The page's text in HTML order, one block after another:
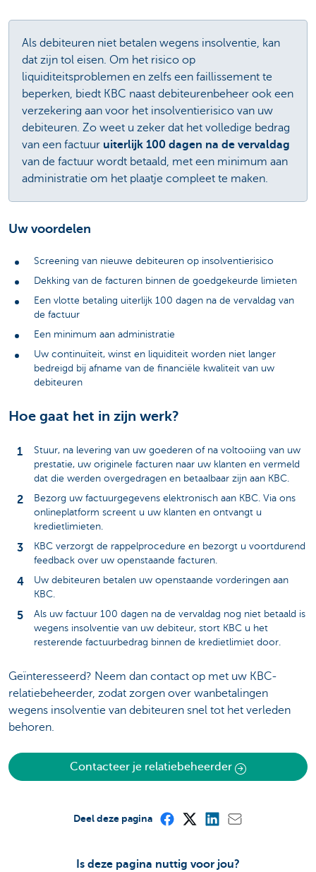
Als debiteuren niet betalen wegens insolventie, kan
dat zijn tol eisen. Om het risico op
liquiditeitsproblemen en zelfs een faillissement te
beperken, biedt KBC naast debiteurenbeheer ook een
verzekering aan voor het insolventierisico van uw
debiteuren. Zo weet u zeker dat het volledige bedrag
van een factuur uiterlijk 100 dagen na de vervaldag
van de factuur wordt betaald, met een minimum aan
administratie om het plaatje compleet te maken.
Uw voordelen
Screening van nieuwe debiteuren op insolventierisico
Dekking van de facturen binnen de goedgekeurde limieten
Een vlotte betaling uiterlijk 100 dagen na de vervaldag van
de factuur
Een minimum aan administratie
Uw continuïteit, winst en liquiditeit worden niet langer
bedreigd bij afname van de financiële kwaliteit van uw
debiteuren
Hoe gaat het in zijn werk?
Stuur, na levering van uw goederen of na voltooiing van uw
prestatie, uw originele facturen naar uw klanten en vermeld
dat die werden overgedragen en betaalbaar zijn aan KBC.
Bezorg uw factuurgegevens elektronisch aan KBC. Via ons
onlineplatform screent u uw klanten en ontvangt u
kredietlimieten.
KBC verzorgt de rappelprocedure en bezorgt u voortdurend
feedback over uw openstaande facturen.
Uw debiteuren betalen uw openstaande vorderingen aan
KBC.
Als uw factuur 100 dagen na de vervaldag nog niet betaald is
wegens insolventie van uw debiteur, stort KBC u het
resterende factuurbedrag binnen de kredietlimiet door.
Geïnteresseerd? Neem dan contact op met uw KBC-
relatiebeheerder, zodat zorgen over wanbetalingen
wegens insolventie van debiteuren snel tot het verleden
behoren.
Contacteer je relatiebeheerder
Is deze pagina nuttig voor jou?
Deel deze pagina